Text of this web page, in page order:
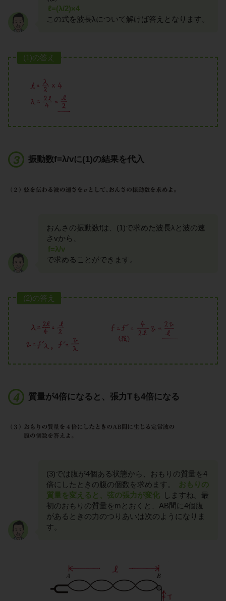
ℓ=(λ/2)×4
この式を波長λについて解けば答えとなります。
(1)の答え
振動数f=λ/vに(1)の結果を代入
おんさの振動数fは、(1)で求めた波長λと波の速
さvから、
f=λ/v
で求めることができます。
(2)の答え
質量が4倍になると、張力Tも4倍になる
(3)では腹が4個ある状態から、おもりの質量を4
倍にしたときの腹の個数を求めます。
おもりの
質量を変えると、弦の張力が変化 しますね。最
初のおもりの質量をmとおくと、AB間に4個腹
があるときの力のつりあいは次のようになりま
す。